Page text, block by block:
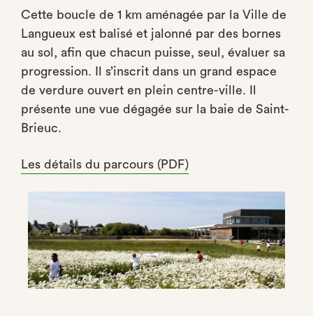
Cette boucle de 1 km aménagée par la Ville de
Langueux est balisé et jalonné par des bornes
au sol, afin que chacun puisse, seul, évaluer sa
progression. Il s’inscrit dans un grand espace
de verdure ouvert en plein centre-ville. Il
présente une vue dégagée sur la baie de Saint-
Brieuc.
Les détails du parcours (PDF)